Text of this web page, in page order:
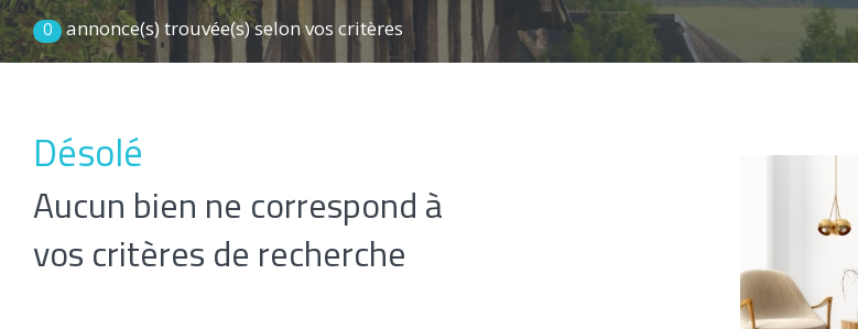
0 annonce(s) trouvée(s) selon vos critères
Désolé
Aucun bien ne correspond à
vos critères de recherche